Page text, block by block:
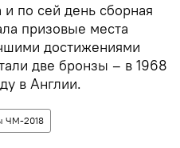
по сей день сборная
призовые места
достижениями
две бронзы – в 1968
в Англии.
ЧМ-2018